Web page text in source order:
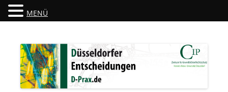
Düsseldorfer Entscheidungen
MENÜ